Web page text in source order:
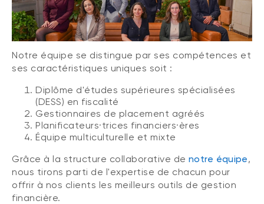
Notre équipe se distingue par ses compétences et
ses caractéristiques uniques soit :
Diplôme d'études supérieures spécialisées
(DESS) en fiscalité
Gestionnaires de placement agréés
Planificateurs·trices financiers·ères
Équipe multiculturelle et mixte
Grâce à la structure collaborative de notre équipe,
nous tirons parti de l'expertise de chacun pour
offrir à nos clients les meilleurs outils de gestion
financière.